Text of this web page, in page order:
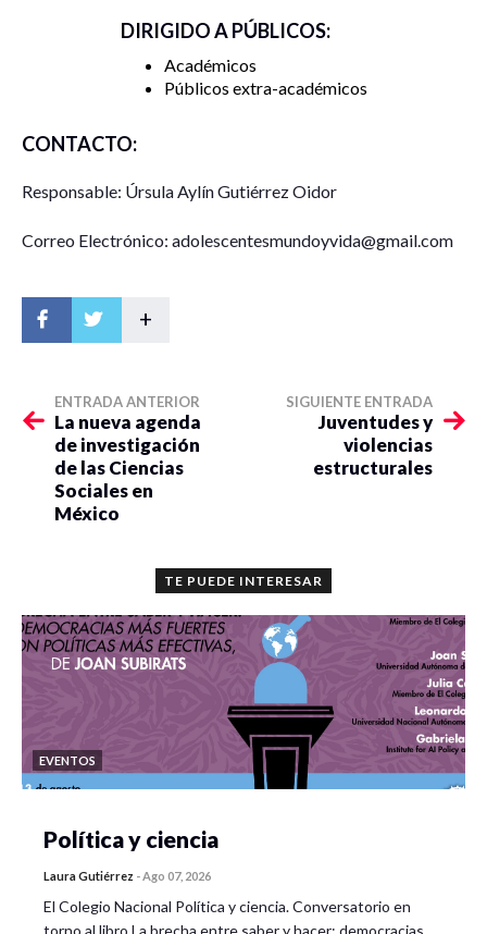
DIRIGIDO A PÚBLICOS:
Académicos
Públicos extra-académicos
CONTACTO:
Responsable: Úrsula Aylín Gutiérrez Oidor
Correo Electrónico: adolescentesmundoyvida@gmail.com
+
ENTRADA ANTERIOR
La nueva agenda
de investigación
de las Ciencias
Sociales en
México
SIGUIENTE ENTRADA
Juventudes y
violencias
estructurales
TE PUEDE INTERESAR
EVENTOS
Política y ciencia
Laura Gutiérrez -Ago 07, 2026
El Colegio Nacional Política y ciencia. Conversatorio en